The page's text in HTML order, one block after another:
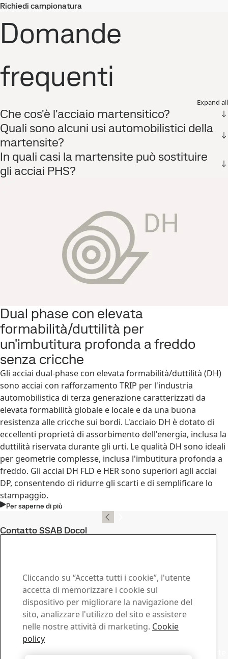
Richiedi campionatura
Expand all
Che cos'è l'acciaio martensitico?
Quali sono alcuni usi automobilistici della
martensite?
In quali casi la martensite può sostituire
gli acciai PHS?
Domande
frequenti
Dual phase con elevata
formabilità/duttilità per
un'imbutitura profonda a freddo
senza cricche
Gli acciai dual-phase con elevata formabilità/duttilità (DH)
sono acciai con rafforzamento TRIP per l'industria
automobilistica di terza generazione caratterizzati da
elevata formabilità globale e locale e da una buona
resistenza alle cricche sui bordi. L'acciaio DH è dotato di
eccellenti proprietà di assorbimento dell'energia, inclusa la
duttilità riservata durante gli urti. Le qualità DH sono ideali
per geometrie complesse, inclusa l'imbutitura profonda a
freddo. Gli acciai DH FLD e HER sono superiori agli acciai
DP, consentendo di ridurre gli scarti e di semplificare lo
stampaggio.
Per saperne di più
Contatto SSAB Docol
domande o richieste
Centro download
Cerca e scarica brochures, certificati e altri documenti
Vai al download
Commerciale
Mettiti in contatto con il supporto commerciale per offerte
Cliccando su “Accetta tutti i cookie”, l'utente
accetta di memorizzare i cookie sul
dispositivo per migliorare la navigazione del
sito, analizzare l'utilizzo del sito e assistere
nelle nostre attività di marketing. Cookie
policy